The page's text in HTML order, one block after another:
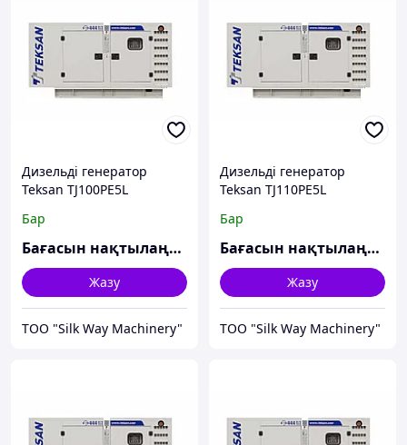
Дизельді генератор
Teksan TJ100PE5L
Бар
Бағасын нақтылаңыз
Жазу
TOO "Silk Way Machinery"
Дизельді генератор
Teksan TJ110PE5L
Бар
Бағасын нақтылаңыз
Жазу
TOO "Silk Way Machinery"